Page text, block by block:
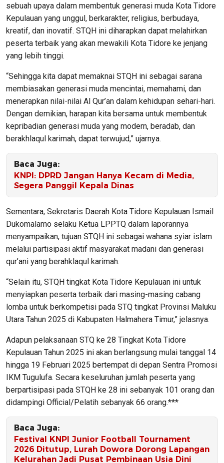
sebuah upaya dalam membentuk generasi muda Kota Tidore
Kepulauan yang unggul, berkarakter, religius, berbudaya,
kreatif, dan inovatif. STQH ini diharapkan dapat melahirkan
peserta terbaik yang akan mewakili Kota Tidore ke jenjang
yang lebih tinggi.
“Sehingga kita dapat memaknai STQH ini sebagai sarana
membiasakan generasi muda mencintai, memahami, dan
menerapkan nilai-nilai Al Qur’an dalam kehidupan sehari-hari.
Dengan demikian, harapan kita bersama untuk membentuk
kepribadian generasi muda yang modern, beradab, dan
berakhlaqul karimah, dapat terwujud,” ujarnya.
Baca Juga:
KNPI: DPRD Jangan Hanya Kecam di Media,
Segera Panggil Kepala Dinas
Sementara, Sekretaris Daerah Kota Tidore Kepulauan Ismail
Dukomalamo selaku Ketua LPPTQ dalam laporannya
menyampaikan, tujuan STQH ini sebagai wahana syiar islam
melalui partisipasi aktif masyarakat madani dan generasi
qur’ani yang berahklaqul karimah.
“Selain itu, STQH tingkat Kota Tidore Kepulauan ini untuk
menyiapkan peserta terbaik dari masing-masing cabang
lomba untuk berkompetisi pada STQ tingkat Provinsi Maluku
Utara Tahun 2025 di Kabupaten Halmahera Timur,” jelasnya.
Adapun pelaksanaan STQ ke 28 Tingkat Kota Tidore
Kepulauan Tahun 2025 ini akan berlangsung mulai tanggal 14
hingga 19 Februari 2025 bertempat di depan Sentra Promosi
IKM Tugulufa. Secara keseluruhan jumlah peserta yang
berpartisipasi pada STQH ke 28 ini sebanyak 101 orang dan
didampingi Official/Pelatih sebanyak 66 orang.***
Baca Juga:
Festival KNPI Junior Football Tournament
2026 Ditutup, Lurah Dowora Dorong Lapangan
Kelurahan Jadi Pusat Pembinaan Usia Dini